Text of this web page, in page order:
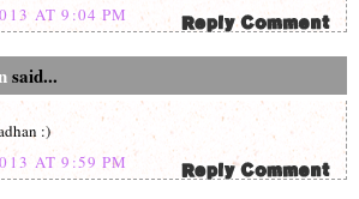
AT 9:04 PM
said...
:)
AT 9:59 PM